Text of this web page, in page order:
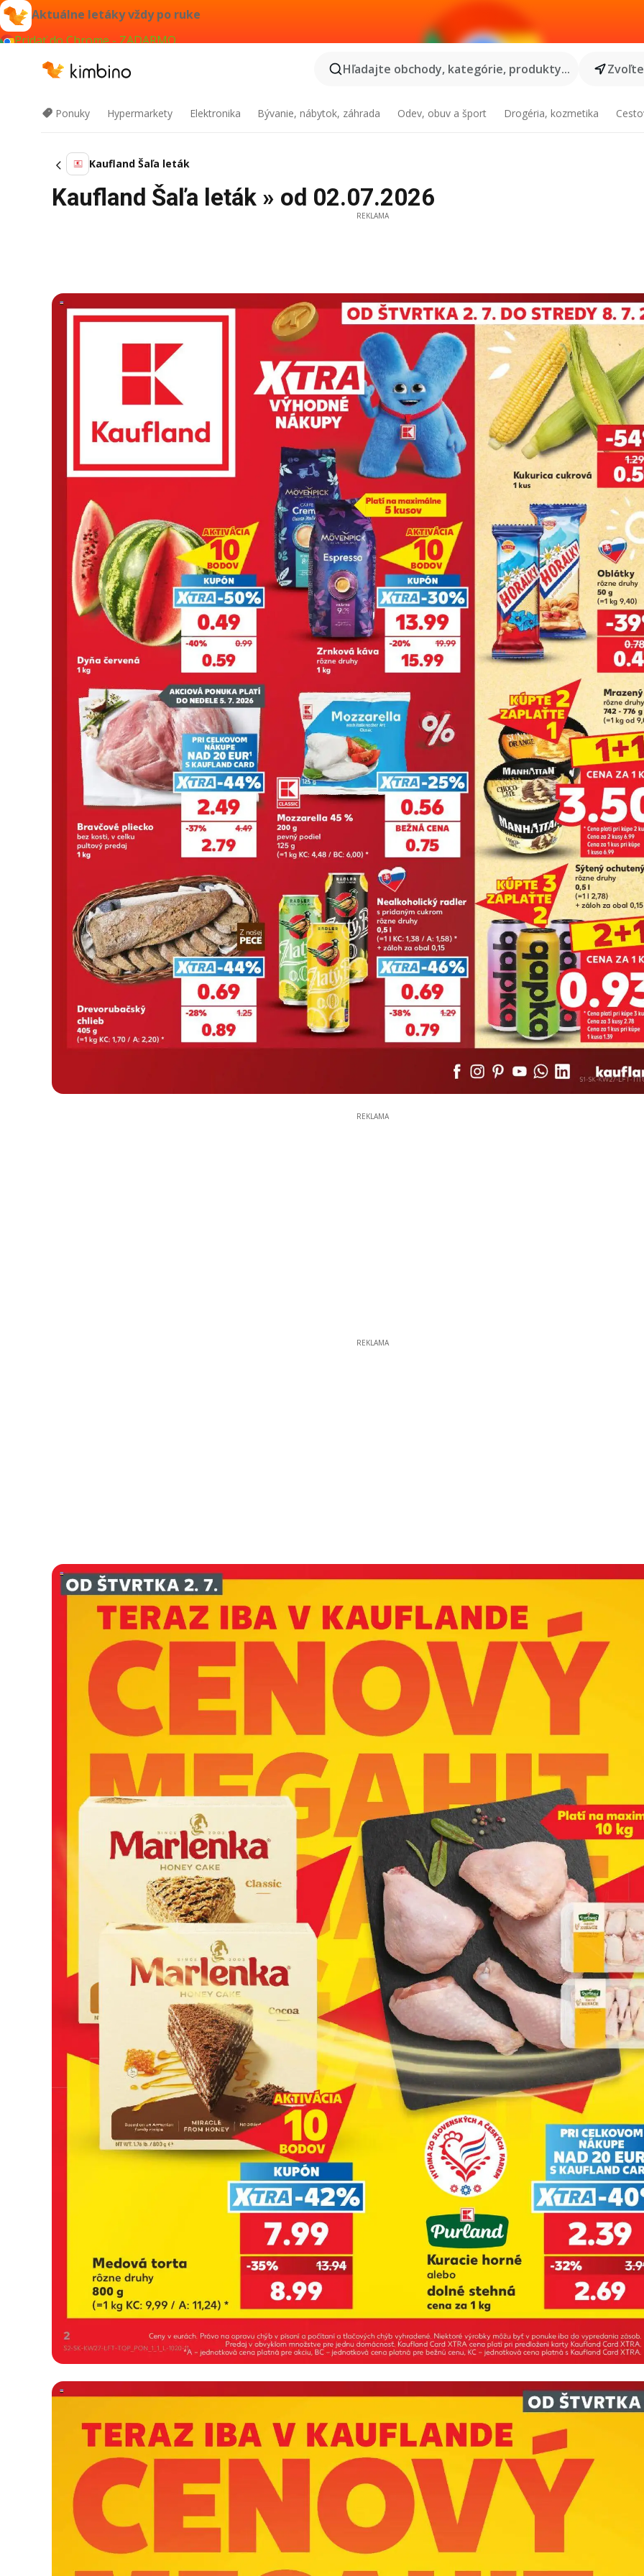
Aktuálne letáky vždy po ruke
Pridať do Chrome - ZADARMO
Hľadajte obchody, kategórie, produkty...
Ponuky Hypermarkety Elektronika Bývanie, nábytok, záhrada Odev, obuv a šport Drogéria, kozmetika
Kaufland Šaľa leták
Kaufland Šaľa leták » od 02.07.2026
REKLAMA
REKLAMA
REKLAMA